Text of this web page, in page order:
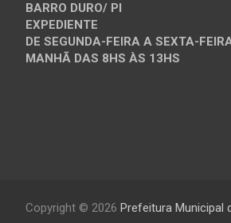
BARRO DURO/ PI
EXPEDIENTE
DE SEGUNDA-FEIRA A SEXTA-
MANHÃ DAS 8HS ÀS 13HS
Copyright © 2026 Prefeitura Municipal